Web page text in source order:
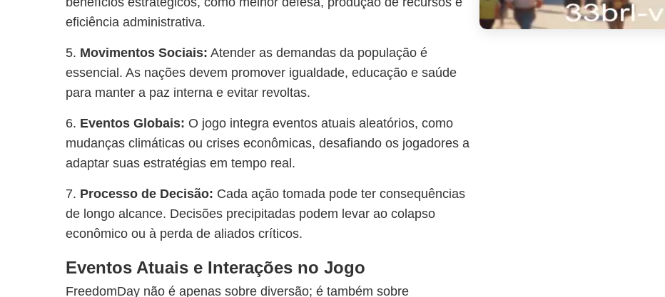
eficiência administrativa.
5. Movimentos Sociais: Atender as demandas da população é
essencial. As nações devem promover igualdade, educação e saúde
para manter a paz interna e evitar revoltas.
6. Eventos Globais: O jogo integra eventos atuais aleatórios, como
mudanças climáticas ou crises econômicas, desafiando os jogadores a
adaptar suas estratégias em tempo real.
7. Processo de Decisão: Cada ação tomada pode ter consequências
de longo alcance. Decisões precipitadas podem levar ao colapso
econômico ou à perda de aliados críticos.
Eventos Atuais e Interações no Jogo
FreedomDay não é apenas sobre diversão; é também sobre